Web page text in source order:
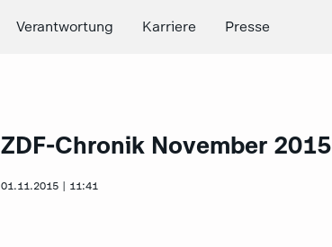
Verantwortung Karriere Presse
ZDF-Chronik November 2015
01.11.2015 | 11:41